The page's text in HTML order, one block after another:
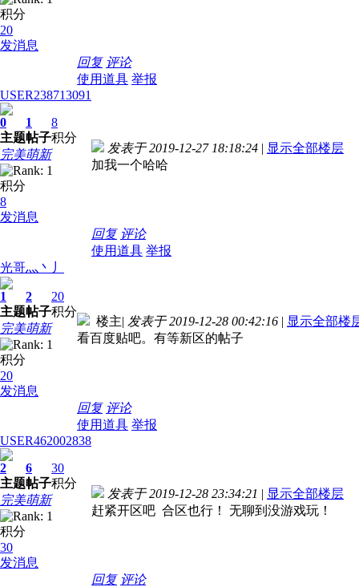
积分
20
发消息
回复 评论
使用道具 举报
USER238713091
0
主题
1
帖子
8
积分
完美萌新
积分
8
发消息
发表于 2019-12-27 18:18:24 | 显示全部楼层
加我一个哈哈
回复 评论
使用道具 举报
光哥灬丶丿
1
主题
2
帖子
20
积分
完美萌新
积分
20
发消息
楼主| 发表于 2019-12-28 00:42:16 | 显示全部楼
看百度贴吧。有等新区的帖子
回复 评论
使用道具 举报
USER462002838
2
主题
6
帖子
30
积分
完美萌新
积分
30
发消息
发表于 2019-12-28 23:34:21 | 显示全部楼层
赶紧开区吧 合区也行！ 无聊到没游戏玩！
回复 评论